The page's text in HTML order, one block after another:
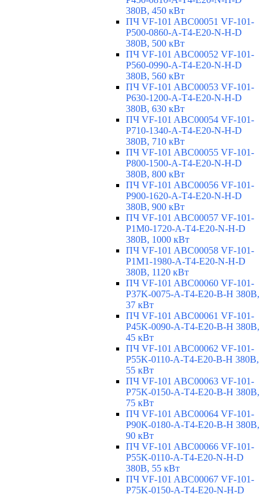
380В, 450 кВт
ПЧ VF-101 ABC00051 VF-101-
P500-0860-A-T4-E20-N-H-D
380В, 500 кВт
ПЧ VF-101 ABC00052 VF-101-
P560-0990-A-T4-E20-N-H-D
380В, 560 кВт
ПЧ VF-101 ABC00053 VF-101-
P630-1200-A-T4-E20-N-H-D
380В, 630 кВт
ПЧ VF-101 ABC00054 VF-101-
P710-1340-A-T4-E20-N-H-D
380В, 710 кВт
ПЧ VF-101 ABC00055 VF-101-
P800-1500-A-T4-E20-N-H-D
380В, 800 кВт
ПЧ VF-101 ABC00056 VF-101-
P900-1620-A-T4-E20-N-H-D
380В, 900 кВт
ПЧ VF-101 ABC00057 VF-101-
P1M0-1720-A-T4-E20-N-H-D
380В, 1000 кВт
ПЧ VF-101 ABC00058 VF-101-
P1M1-1980-A-T4-E20-N-H-D
380В, 1120 кВт
ПЧ VF-101 ABC00060 VF-101-
P37K-0075-A-T4-E20-B-H 380В,
37 кВт
ПЧ VF-101 ABC00061 VF-101-
P45K-0090-A-T4-E20-B-H 380В,
45 кВт
ПЧ VF-101 ABC00062 VF-101-
P55K-0110-A-T4-E20-B-H 380В,
55 кВт
ПЧ VF-101 ABC00063 VF-101-
P75K-0150-A-T4-E20-B-H 380В,
75 кВт
ПЧ VF-101 ABC00064 VF-101-
P90K-0180-A-T4-E20-B-H 380В,
90 кВт
ПЧ VF-101 ABC00066 VF-101-
P55K-0110-A-T4-E20-N-H-D
380В, 55 кВт
ПЧ VF-101 ABC00067 VF-101-
P75K-0150-A-T4-E20-N-H-D